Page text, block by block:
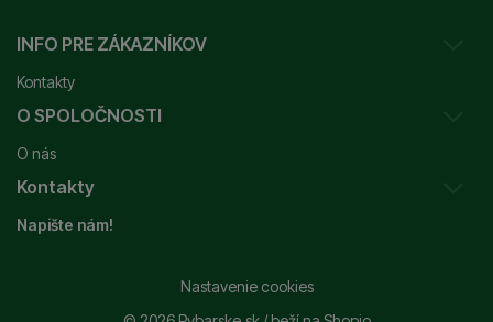
INFO PRE ZÁKAZNÍKOV
Kontakty
Sledovanie vašej zásielky
Ako reklamovať / vrátiť tovar
Obchodné podmienky
Odstúpenie od zmluvy
Nákup, doprava, doručenie
O SPOLOČNOSTI
O nás
Prečo nakupovať u nás?
Garancia najnižšej ceny
Kontakty
Napište nám!
Nastavenie cookies